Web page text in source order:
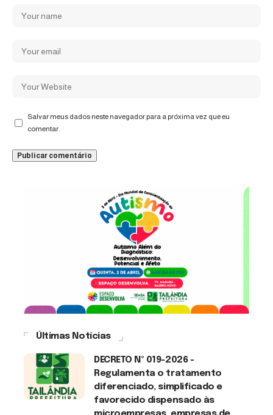
Salvar meus dados neste navegador para a próxima vez que eu
comentar.
Últimas Notícias
DECRETO Nº 019-2026 -
Regulamenta o tratamento
diferenciado, simplificado e
favorecido dispensado às